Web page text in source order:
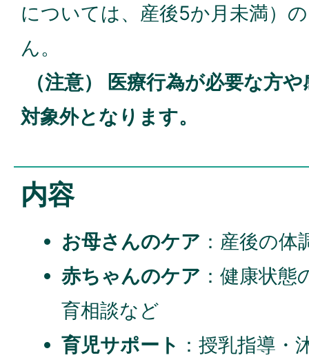
については、産後5か月未満）
ん。
（注意） 医療行為が必要な方
対象外となります。
内容
お母さんのケア ：産後の
赤ちゃんのケア ：健康状
育相談など
育児サポート ：授乳指導・